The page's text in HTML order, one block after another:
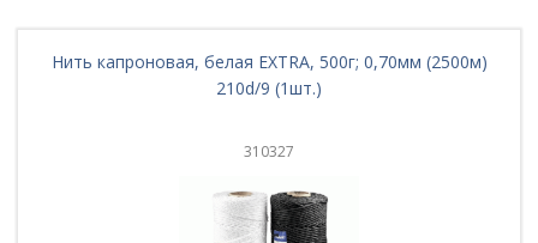
Нить капроновая, белая EXTRA, 500г; 0,70мм (2500м)
210d/9 (1шт.)
310327